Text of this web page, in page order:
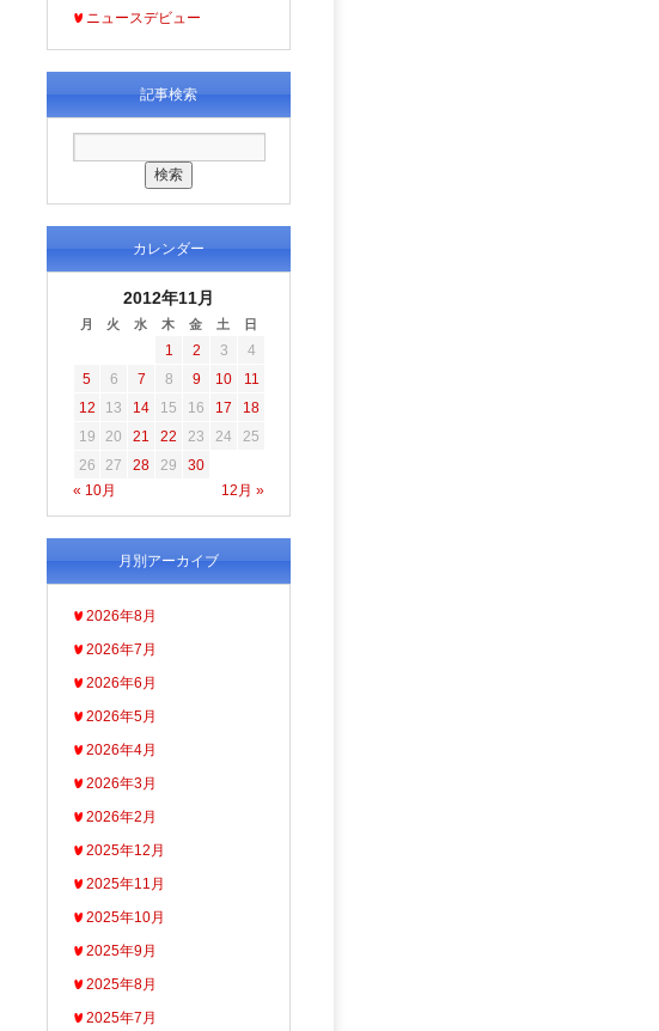
ニュースデビュー
記事検索
カレンダー
2012年11月
月 火 水 木 金 土 日
« 10月 12月 »
1 2 3
4
5
6 7 8 9 10
11
12
13 14 15 16 17
18
19
20 21 22 23 24
25
26
27 28 29 30
月別アーカイブ
2026年8月
2026年7月
2026年6月
2026年5月
2026年4月
2026年3月
2026年2月
2025年12月
2025年11月
2025年10月
2025年9月
2025年8月
2025年7月